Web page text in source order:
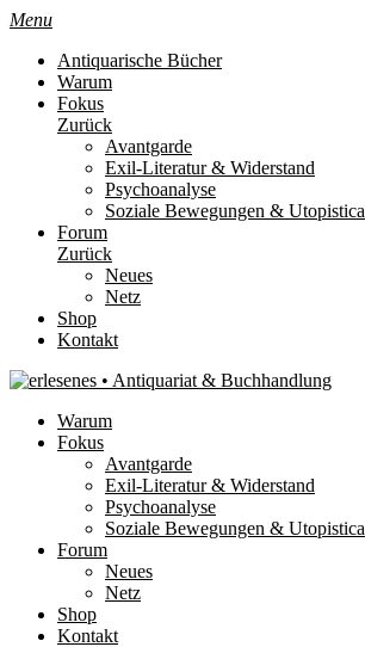
Menu
Antiquarische Bücher
Warum
Fokus
Zurück
Avantgarde
Exil-Literatur & Widerstand
Psychoanalyse
Soziale Bewegungen & Utopistica
Forum
Zurück
Neues
Netz
Shop
Kontakt
Warum
Fokus
Avantgarde
Exil-Literatur & Widerstand
Psychoanalyse
Soziale Bewegungen & Utopistica
Forum
Neues
Netz
Shop
Kontakt